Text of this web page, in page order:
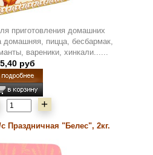
приготовления домашних
домашняя, пицца, бесбармак,
вареники, хинкали......
5,40 руб
+
Праздничная "Белес", 2кг.